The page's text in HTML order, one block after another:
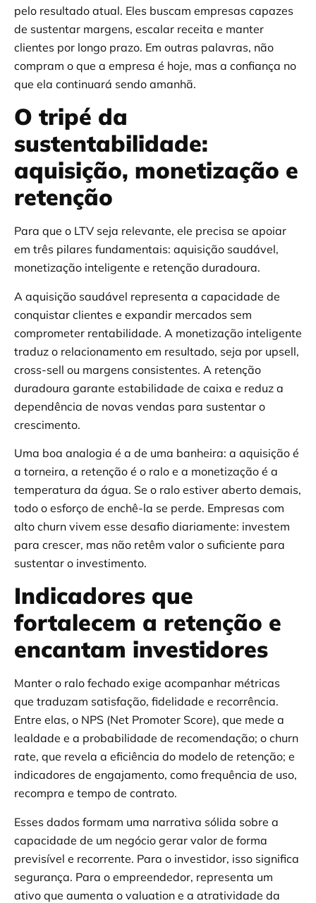
pelo resultado atual. Eles buscam empresas capazes
de sustentar margens, escalar receita e manter
clientes por longo prazo. Em outras palavras, não
compram o que a empresa é hoje, mas a confiança no
que ela continuará sendo amanhã.
O tripé da
sustentabilidade:
aquisição, monetização e
retenção
Para que o LTV seja relevante, ele precisa se apoiar
em três pilares fundamentais: aquisição saudável,
monetização inteligente e retenção duradoura.
A aquisição saudável representa a capacidade de
conquistar clientes e expandir mercados sem
comprometer rentabilidade. A monetização inteligente
traduz o relacionamento em resultado, seja por upsell,
cross-sell ou margens consistentes. A retenção
duradoura garante estabilidade de caixa e reduz a
dependência de novas vendas para sustentar o
crescimento.
Uma boa analogia é a de uma banheira: a aquisição é
a torneira, a retenção é o ralo e a monetização é a
temperatura da água. Se o ralo estiver aberto demais,
todo o esforço de enchê-la se perde. Empresas com
alto churn vivem esse desafio diariamente: investem
para crescer, mas não retêm valor o suficiente para
sustentar o investimento.
Indicadores que
fortalecem a retenção e
encantam investidores
Manter o ralo fechado exige acompanhar métricas
que traduzam satisfação, fidelidade e recorrência.
Entre elas, o NPS (Net Promoter Score), que mede a
lealdade e a probabilidade de recomendação; o churn
rate, que revela a eficiência do modelo de retenção; e
indicadores de engajamento, como frequência de uso,
recompra e tempo de contrato.
Esses dados formam uma narrativa sólida sobre a
capacidade de um negócio gerar valor de forma
previsível e recorrente. Para o investidor, isso significa
segurança. Para o empreendedor, representa um
ativo que aumenta o valuation e a atratividade da